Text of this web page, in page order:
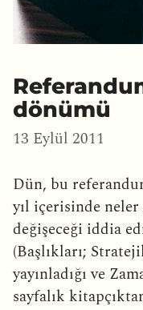
dönümü
13 Eylül 2011
Dün, bu
yıl içerisinde
değişeceği iddia
(Başlıkları;
yayınladığı ve
sayfalık